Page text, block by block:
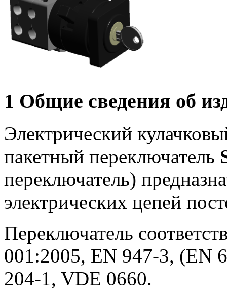
1 Общие сведения об
Электрический
пакетный переключатель
переключатель)
электрических цепей
Переключатель
001:2005, EN 947-3, (EN
204-1, VDE 0660.